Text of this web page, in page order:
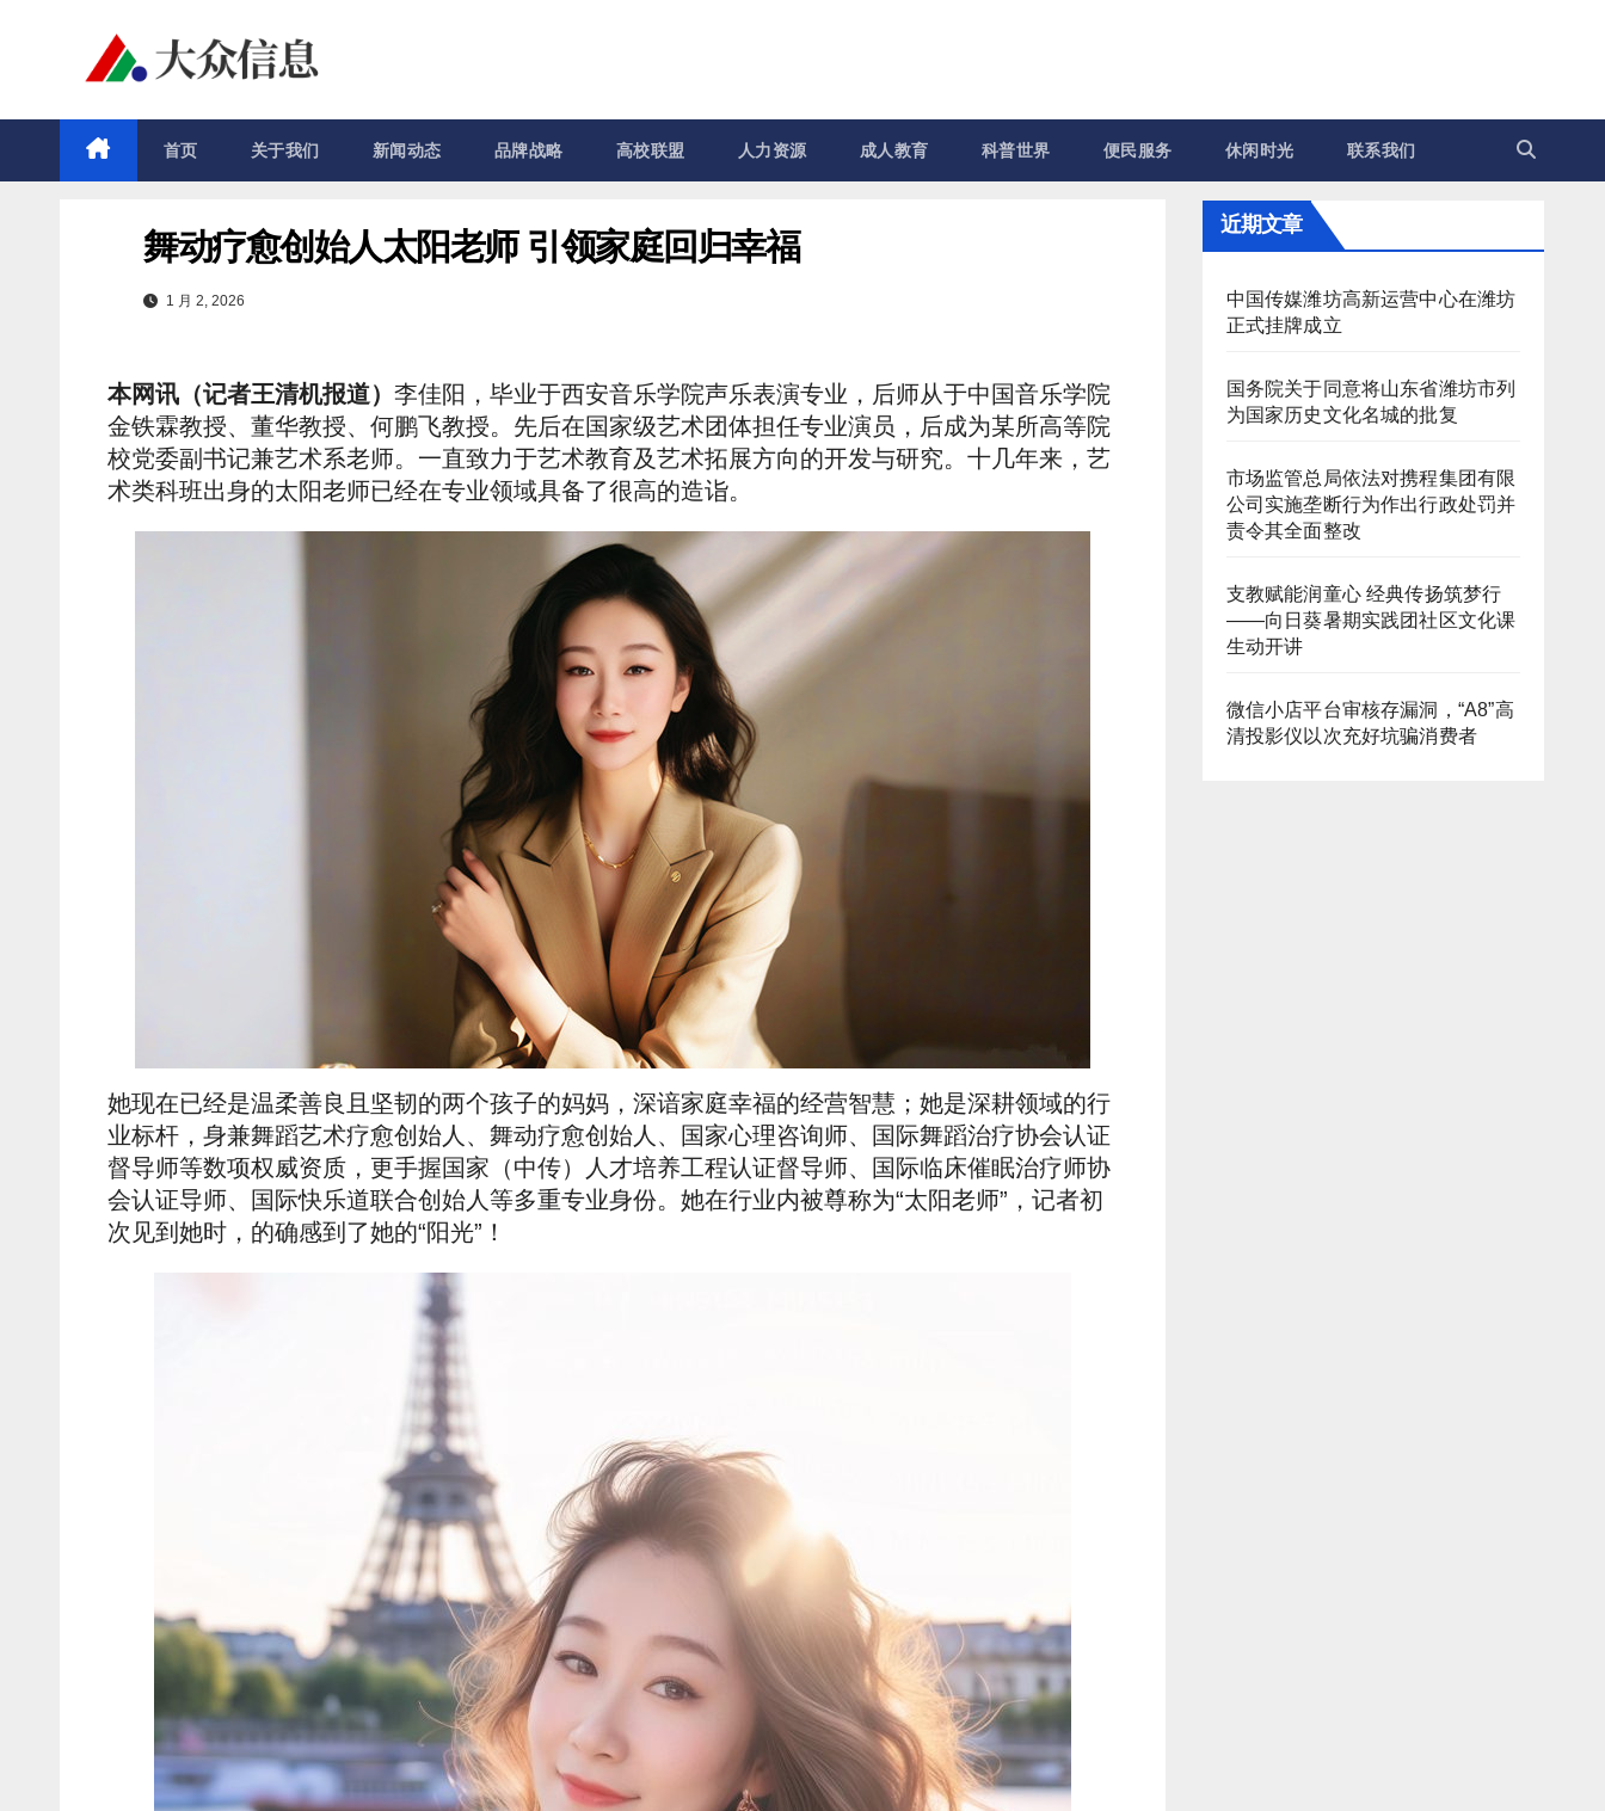
容
首页 关于我们 新闻动态 品牌战略 高校联盟 人力资源 成人教育 科普世界 便民服务 休闲时光 联系我们
舞动疗愈创始人太阳老师 引领家庭回归幸福
1 月 2, 2026
本网讯（记者王清机报道） 李佳阳，毕业于西安音乐学院声乐表演专业，后师从于中国音乐学院
金铁霖教授、董华教授、何鹏飞教授。先后在国家级艺术团体担任专业演员，后成为某所高等院
校党委副书记兼艺术系老师。一直致力于艺术教育及艺术拓展方向的开发与研究。十几年来，艺
术类科班出身的太阳老师已经在专业领域具备了很高的造诣。
她现在已经是温柔善良且坚韧的两个孩子的妈妈，深谙家庭幸福的经营智慧；她是深耕领域的行
业标杆，身兼舞蹈艺术疗愈创始人、舞动疗愈创始人、国家心理咨询师、国际舞蹈治疗协会认证
督导师等数项权威资质，更手握国家（中传）人才培养工程认证督导师、国际临床催眠治疗师协
会认证导师、国际快乐道联合创始人等多重专业身份。她在行业内被尊称为“太阳老师”，记者初
次见到她时，的确感到了她的“阳光”！
近期文章
中国传媒潍坊高新运营中心在潍坊
正式挂牌成立
国务院关于同意将山东省潍坊市列
为国家历史文化名城的批复
市场监管总局依法对携程集团有限
公司实施垄断行为作出行政处罚并
责令其全面整改
支教赋能润童心 经典传扬筑梦行
——向日葵暑期实践团社区文化课
生动开讲
微信小店平台审核存漏洞，“A8”高
清投影仪以次充好坑骗消费者